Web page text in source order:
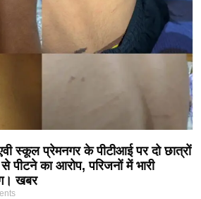
स्कूल प्रेमनगर के पीटीआई पर दो छात्रों
पीटने का आरोप, परिजनों में भारी
खबर